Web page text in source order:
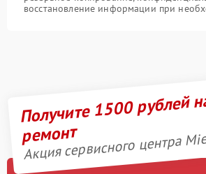
восстановление информации при
Получите 1500 рублей
ремонт
Акция сервисного центра